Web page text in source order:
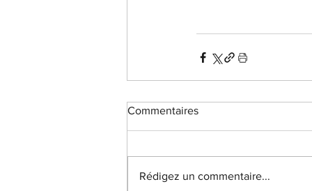
Commentaires
Rédigez un commentaire...